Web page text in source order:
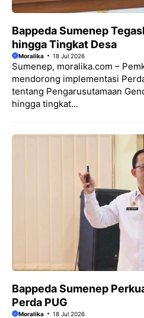
Bappeda Sumenep
hingga Tingkat Desa
Moralika 18 Jul 2026
Sumenep, moralika.com –
mendorong implementasi
tentang Pengarusutamaan
hingga tingkat...
Bappeda Sumenep
Perda PUG
Moralika 18 Jul 2026